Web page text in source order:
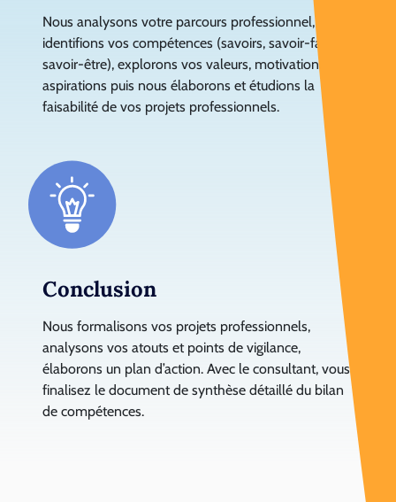
Nous analysons votre parcours professionnel,
identifions vos compétences (savoirs, savoir-faire,
savoir-être), explorons vos valeurs, motivations et
aspirations puis nous élaborons et étudions la
faisabilité de vos projets professionnels.
Conclusion
Nous formalisons vos projets professionnels,
analysons vos atouts et points de vigilance,
élaborons un plan d’action. Avec le consultant, vous
finalisez le document de synthèse détaillé du bilan
de compétences.